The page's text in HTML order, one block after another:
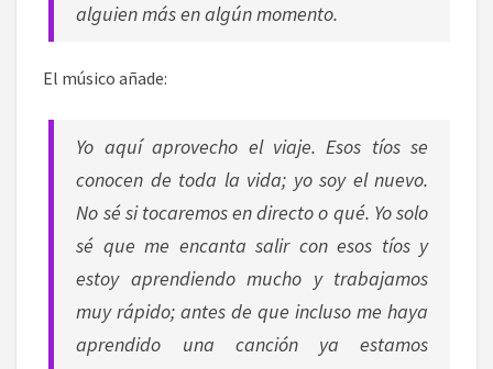
alguien más en algún momento.
El músico añade:
Yo aquí aprovecho el viaje. Esos tíos se
conocen de toda la vida; yo soy el nuevo.
No sé si tocaremos en directo o qué. Yo solo
sé que me encanta salir con esos tíos y
estoy aprendiendo mucho y trabajamos
muy rápido; antes de que incluso me haya
aprendido una canción ya estamos